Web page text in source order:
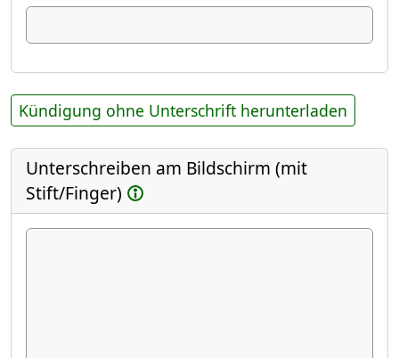
Kündigung ohne Unterschrift herunterladen
Unterschreiben am Bildschirm (mit
Stift/Finger)